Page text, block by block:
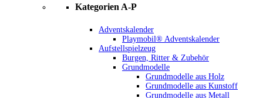
Kategorien A-P
Adventskalender
Playmobil® Adventskalender
Aufstellspielzeug
Burgen, Ritter & Zubehör
Grundmodelle
Grundmodelle aus Holz
Grundmodelle aus Kunstoff
Grundmodelle aus Metall